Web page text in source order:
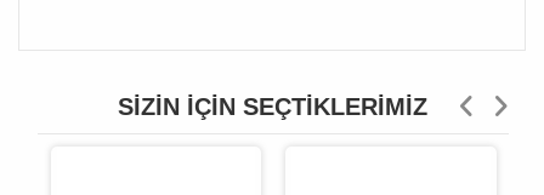
SIZIN İÇIN SEÇTIKLERIMIZ